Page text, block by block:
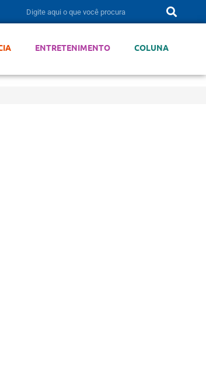
ENTRETENIMENTO COLUNA